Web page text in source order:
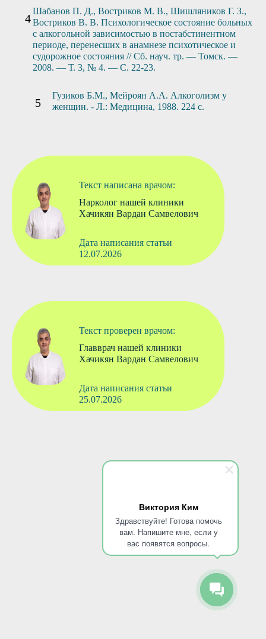
Виктория Ким
Здравствуйте! Готова помочь
вам. Напишите мне, если у
вас появятся вопросы.
Шабанов П. Д., Востриков М. В., Шишляников Г. З.,
Востриков В. В. Психологическое состояние больных
с алкогольной зависимостью в постабстинентном
периоде, перенесших в анамнезе психотическое и
судорожное состояния // Сб. науч. тр. — Томск. —
2008. — Т. 3, № 4. — С. 22-23.
Гузиков Б.М., Мейроян А.А. Алкоголизм у
женщин. - Л.: Медицина, 1988. 224 с.
Текст написана врачом:
Нарколог нашей клиники
Хачикян Вардан Самвелович
Дата написания статьи
12.07.2026
Текст проверен врачом:
Главврач нашей клиники
Хачикян Вардан Самвелович
Дата написания статьи
25.07.2026